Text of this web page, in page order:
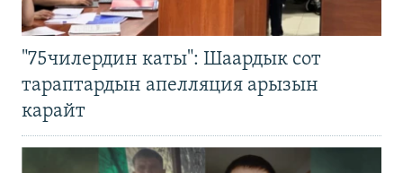
"75чилердин каты": Шаардык сот
тараптардын апелляция арызын
карайт